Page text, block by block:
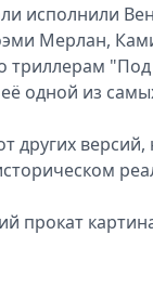
исполнили
Мерлан,
триллерам
одной из
других
прокат